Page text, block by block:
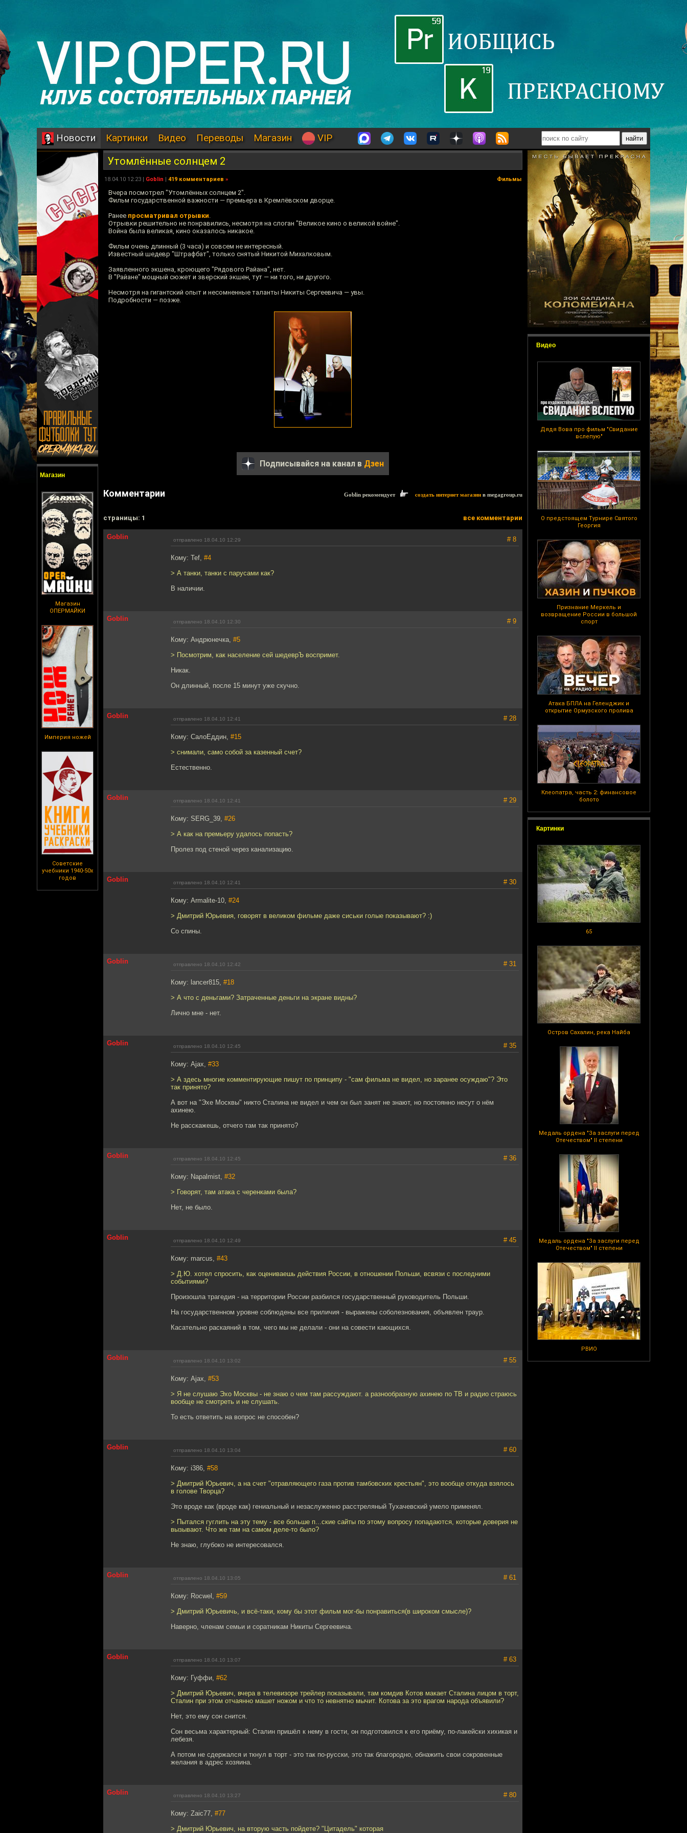
Новости Картинки Видео Переводы Магазин VIP
Магазин
Магазин
ОПЕРМАЙКИ
Империя ножей
Советские
учебники 1940-50х
годов
Видео
Дядя Вова про фильм "Свидание
вслепую"
О предстоящем Турнире Святого
Георгия
Признание Меркель и
возвращение России в большой
спорт
Атака БПЛА на Геленджик и
открытие Ормузского пролива
Клеопатра, часть 2: финансовое
болото
Картинки
65
Остров Сахалин, река Найба
Медаль ордена "За заслуги перед
Отечеством" II степени
Медаль ордена "За заслуги перед
Отечеством" II степени
РВИО
Утомлённые солнцем 2
18.04.10 12:23 | Goblin | 419 комментариев » Фильмы
Вчера посмотрел "Утомлённых солнцем 2".
Фильм государственной важности — премьера в Кремлёвском дворце.
Ранее просматривал отрывки.
Отрывки решительно не понравились, несмотря на слоган "Великое кино о великой войне".
Война была великая, кино оказалось никакое.
Фильм очень длинный (3 часа) и совсем не интересный.
Известный шедевр "Штрафбат", только снятый Никитой Михалковым.
Заявленного экшена, кроющего "Рядового Райана", нет.
В "Райане" мощный сюжет и зверский экшен, тут — ни того, ни другого.
Несмотря на гигантский опыт и несомненные таланты Никиты Сергеевича — увы.
Подробности — позже.
Подписывайся на канал в Дзен
Комментарии Goblin рекомендует создать интернет магазин в megagroup.ru
cтраницы: 1 все комментарии
Goblin отправлено 18.04.10 12:29 # 8
Кому: Tef, #4
> А танки, танки с парусами как?
В наличии.
Goblin отправлено 18.04.10 12:30 # 9
Кому: Андрюнечка, #5
> Посмотрим, как население сей шедеврЪ воспримет.
Никак.
Он длинный, после 15 минут уже скучно.
Goblin отправлено 18.04.10 12:41 # 28
Кому: СалоЕддин, #15
> снимали, само собой за казенный счет?
Естественно.
Goblin отправлено 18.04.10 12:41 # 29
Кому: SERG_39, #26
> А как на премьеру удалось попасть?
Пролез под стеной через канализацию.
Goblin отправлено 18.04.10 12:41 # 30
Кому: Armalite-10, #24
> Дмитрий Юрьевия, говорят в великом фильме даже сиськи голые показывают? :)
Со спины.
Goblin отправлено 18.04.10 12:42 # 31
Кому: lancer815, #18
> А что с деньгами? Затраченные деньги на экране видны?
Лично мне - нет.
Goblin отправлено 18.04.10 12:45 # 35
Кому: Ajax, #33
> А здесь многие комментирующие пишут по принципу - "сам фильма не видел, но заранее осуждаю"? Это
так принято?
А вот на "Эхе Москвы" никто Сталина не видел и чем он был занят не знают, но постоянно несут о нём
ахинею.
Не расскажешь, отчего там так принято?
Goblin отправлено 18.04.10 12:45 # 36
Кому: Napalmist, #32
> Говорят, там атака с черенками была?
Нет, не было.
Goblin отправлено 18.04.10 12:49 # 45
Кому: marcus, #43
> Д.Ю. хотел спросить, как оцениваешь действия России, в отношении Польши, всвязи с последними
событиями?
Произошла трагедия - на территории России разбился государственный руководитель Польши.
На государственном уровне соблюдены все приличия - выражены соболезнования, объявлен траур.
Касательно раскаяний в том, чего мы не делали - они на совести кающихся.
Goblin отправлено 18.04.10 13:02 # 55
Кому: Ajax, #53
> Я не слушаю Эхо Москвы - не знаю о чем там рассуждают. а разнообразную ахинею по ТВ и радио страюсь
вообще не смотреть и не слушать.
То есть ответить на вопрос не способен?
Goblin отправлено 18.04.10 13:04 # 60
Кому: i386, #58
> Дмитрий Юрьевич, а на счет "отравляющего газа против тамбовских крестьян", это вообще откуда взялось
в голове Творца?
Это вроде как (вроде как) гениальный и незаслуженно расстреляный Тухачевский умело применял.
> Пытался гуглить на эту тему - все больше п...ские сайты по этому вопросу попадаются, которые доверия не
вызывают. Что же там на самом деле-то было?
Не знаю, глубоко не интересовался.
Goblin отправлено 18.04.10 13:05 # 61
Кому: Rocwel, #59
> Дмитрий Юрьевичь, и всё-таки, кому бы этот фильм мог-бы понравиться(в широком смысле)?
Наверно, членам семьи и соратникам Никиты Сергеевича.
Goblin отправлено 18.04.10 13:07 # 63
Кому: Гуффи, #62
> Дмитрий Юрьевич, вчера в телевизоре трейлер показывали, там комдив Котов макает Сталина лицом в торт,
Сталин при этом отчаянно машет ножом и что то невнятно мычит. Котова за это врагом народа объявили?
Нет, это ему сон снится.
Сон весьма характерный: Сталин пришёл к нему в гости, он подготовился к его приёму, по-лакейски хихикая и
лебезя.
А потом не сдержался и ткнул в торт - это так по-русски, это так благородно, обнажить свои сокровенные
желания в адрес хозяина.
Goblin отправлено 18.04.10 13:27 # 80
Кому: Zaic77, #77
> Дмитрий Юрьевич, на вторую часть пойдете? "Цитадель" которая